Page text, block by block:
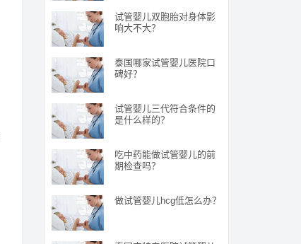
试管婴儿双胞胎对身体影
响大不大？
泰国哪家试管婴儿医院口
碑好？
试管婴儿三代符合条件的
是什么样的？
吃中药能做试管婴儿的前
期检查吗？
做试管婴儿hcg低怎么办？